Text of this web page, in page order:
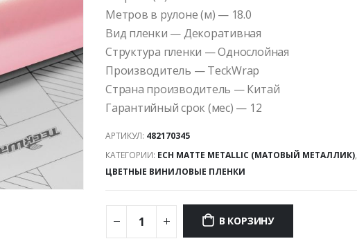
Метров в рулоне (м) — 18.0
Вид пленки — Декоративная
Структура пленки — Однослойная
Производитель — TeckWrap
Страна производитель — Китай
Гарантийный срок (мес) — 12
АРТИКУЛ: 482170345
КАТЕГОРИИ: ECH MATTE METALLIC (МАТОВЫЙ МЕТАЛЛИК),
ЦВЕТНЫЕ ВИНИЛОВЫЕ ПЛЕНКИ
В КОРЗИНУ